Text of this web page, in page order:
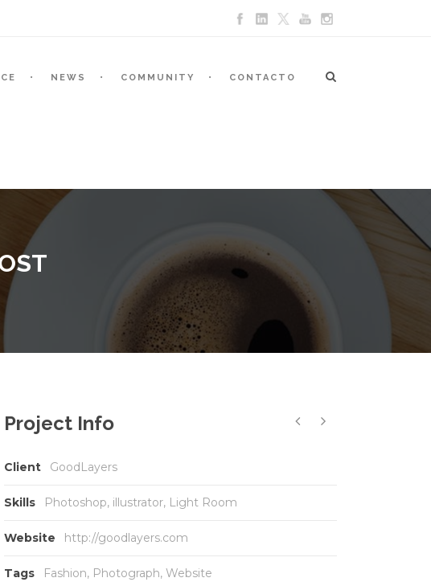
NEWS COMMUNITY CONTACTO
Project Info
Client GoodLayers
Skills Photoshop, illustrator, Light Room
Website http://goodlayers.com
Tags Fashion, Photograph, Website